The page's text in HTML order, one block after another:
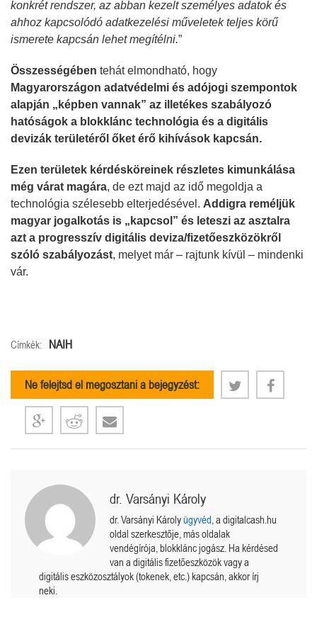
konkrét rendszer, az abban kezelt személyes adatok és
ahhoz kapcsolódó adatkezelési műveletek teljes körű
ismerete kapcsán lehet megítélni.”
Összességében tehát elmondható, hogy
Magyarországon adatvédelmi és adójogi szempontok
alapján „képben vannak” az illetékes szabályozó
hatóságok a blokklánc technológia és a digitális
devizák területéről őket érő kihívások kapcsán.
Ezen területek kérdésköreinek részletes kimunkálása
még várat magára, de ezt majd az idő megoldja a
technológia szélesebb elterjedésével. Addigra reméljük
magyar jogalkotás is „kapcsol” és leteszi az asztalra
azt a progresszív digitális deviza/fizetőeszközökről
szóló szabályozást, melyet már – rajtunk kívül – mindenki
vár.
Címkék: NAIH
Ne felejtsd el megosztani a bejegyzést:
dr. Varsányi Károly
dr. Varsányi Károlyügyvéd , a digitalcash.hu
oldal szerkesztője, más oldalak
vendégírója, blokklánc jogász. Ha kérdésed
van a digitális fizetőeszközök vagy a
digitális eszközosztályok (tokenek, etc.) kapcsán, akkor írj
neki.